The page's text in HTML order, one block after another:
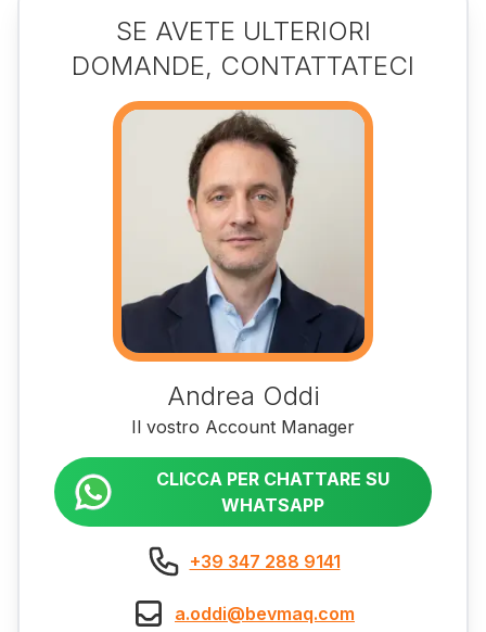
SE AVETE ULTERIORI
DOMANDE, CONTATTATECI
Andrea Oddi
Il vostro Account Manager
CLICCA PER CHATTARE SU
WHATSAPP
+39 347 288 9141
a.oddi@bevmaq.com